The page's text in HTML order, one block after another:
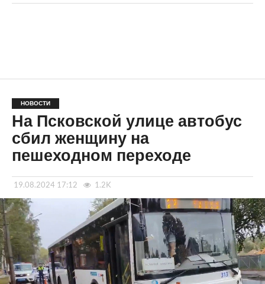
НОВОСТИ
На Псковской улице автобус
сбил женщину на
пешеходном переходе
19.08.2024 17:12 1.2K